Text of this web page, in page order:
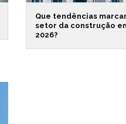
Que tendências
setor da construção
2026?